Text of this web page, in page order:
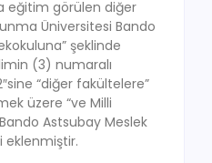
eğitim görülen diğer
Üniversitesi Bando
şeklinde
(3) numaralı
“diğer fakültelere”
üzere “ve Milli
Astsubay Meslek
eklenmiştir.